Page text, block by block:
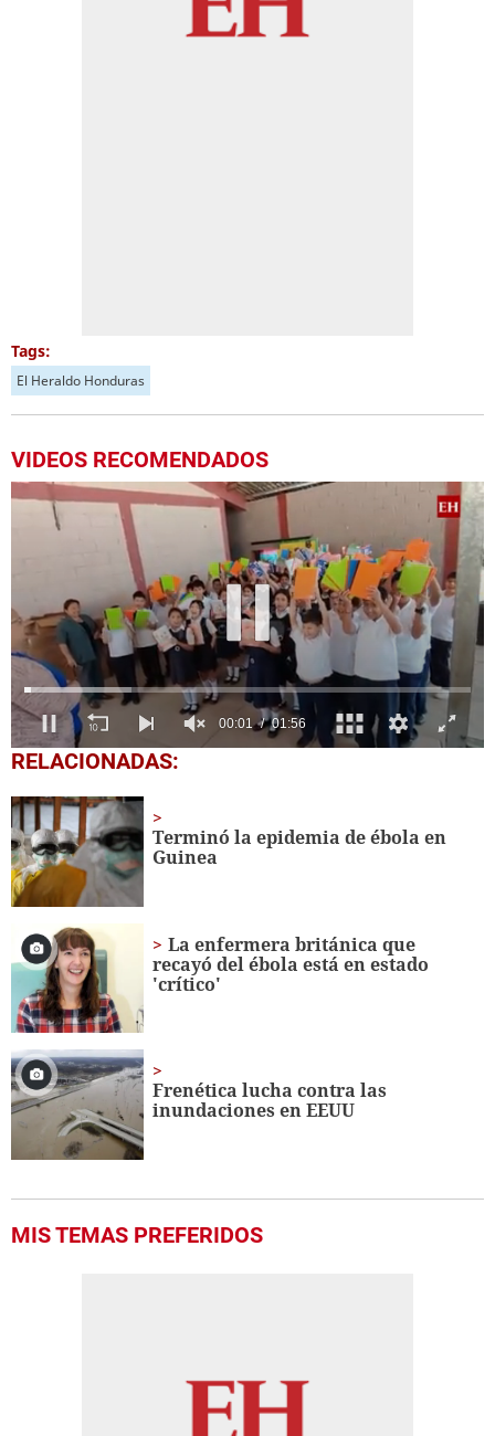
Tags:
El Heraldo Honduras
VIDEOS RECOMENDADOS
0
seconds
1
minute,
56
seconds
RELACIONADAS:
Terminó la epidemia de ébola en
Guinea
La enfermera británica que
recayó del ébola está en estado
'crítico'
Frenética lucha contra las
inundaciones en EEUU
MIS TEMAS PREFERIDOS